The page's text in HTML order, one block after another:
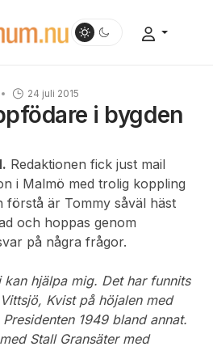
24 juli 2015
i bygden
Redaktionen fick just mail
i Malmö med trolig koppling
förstå är Tommy såväl häst
och hoppas genom
på några frågor.
kan hjälpa mig. Det har funnits
Kvist på höjalen med
1949 bland annat.
Stall Gransäter med